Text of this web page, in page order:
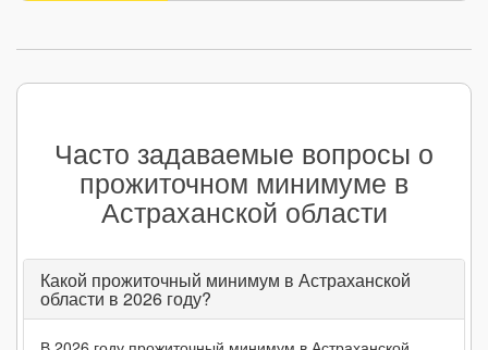
Часто задаваемые вопросы о
прожиточном минимуме в
Астраханской области
Какой прожиточный минимум в Астраханской
области в 2026 году?